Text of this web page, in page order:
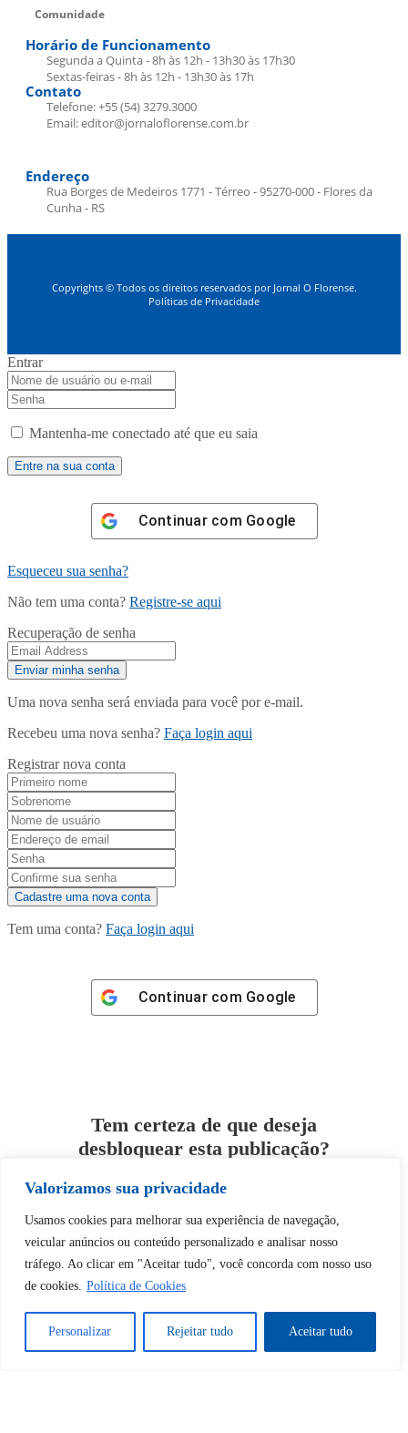
Valorizamos sua privacidade
Usamos cookies para melhorar sua experiência de navegação,
veicular anúncios ou conteúdo personalizado e analisar nosso
tráfego. Ao clicar em "Aceitar tudo", você concorda com nosso uso
de cookies. Política de Cookies
Personalizar Rejeitar tudo Aceitar tudo
Comunidade
Horário de Funcionamento
Segunda a Quinta - 8h às 12h - 13h30 às 17h30
Sextas-feiras - 8h às 12h - 13h30 às 17h
Contato
Telefone: +55 (54) 3279.3000
Email: editor@jornaloflorense.com.br
Endereço
Rua Borges de Medeiros 1771 - Térreo - 95270-000 - Flores da
Cunha - RS
Copyrights © Todos os direitos reservados por Jornal O Florense.
Políticas de Privacidade
Entrar
Mantenha-me conectado até que eu saia
Continuar com Google
Esqueceu sua senha?
Não tem uma conta? Registre-se aqui
Recuperação de senha
Uma nova senha será enviada para você por e-mail.
Recebeu uma nova senha? Faça login aqui
Registrar nova conta
Tem uma conta? Faça login aqui
Continuar com Google
Tem certeza de que deseja
desbloquear esta publicação?
Desbloquear esquerda : 0